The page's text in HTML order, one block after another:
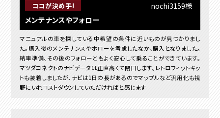
ココが決め手!
メンテナンスやフォロー
nochi3159様
マニュアルの車を探している中希望の条件に近いものが見つかりまし
た。購入後のメンテナンスやホローを考慮したなか、購入となりました。
納車準備、その後のフォローともよく安心して乗ることができています。
マツダコネクトのナビデータは正直高くて閉口します。レトロフィットキッ
トも装着しましたが、ナビは1日の長があるのでマップルなど汎用化も視
野にいれコストダウンしていただければと感じます